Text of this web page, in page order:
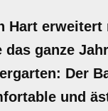
Hart
ganze
Der
und